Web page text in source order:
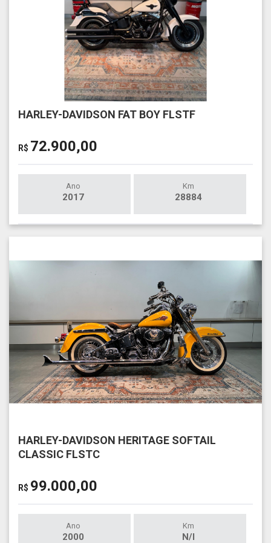
HARLEY-DAVIDSON FAT BOY FLSTF
R$ 72.900,00
Ano
2017
Km
28884
HARLEY-DAVIDSON HERITAGE SOFTAIL
CLASSIC FLSTC
R$ 99.000,00
Ano
2000
Km
N/I